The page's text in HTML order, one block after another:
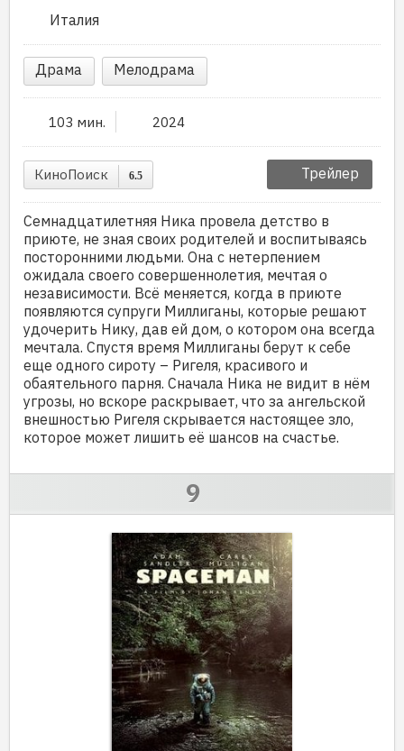
Италия
Драма Мелодрама
103 мин. 2024
КиноПоиск 6.5 Трейлер
Семнадцатилетняя Ника провела детство в
приюте, не зная своих родителей и воспитываясь
посторонними людьми. Она с нетерпением
ожидала своего совершеннолетия, мечтая о
независимости. Всё меняется, когда в приюте
появляются супруги Миллиганы, которые решают
удочерить Нику, дав ей дом, о котором она всегда
мечтала. Спустя время Миллиганы берут к себе
еще одного сироту – Ригеля, красивого и
обаятельного парня. Сначала Ника не видит в нём
угрозы, но вскоре раскрывает, что за ангельской
внешностью Ригеля скрывается настоящее зло,
которое может лишить её шансов на счастье.